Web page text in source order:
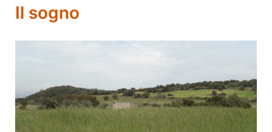
Il sogno